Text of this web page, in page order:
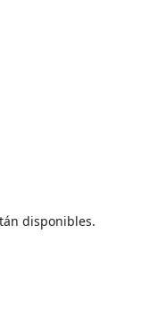
disponibles.